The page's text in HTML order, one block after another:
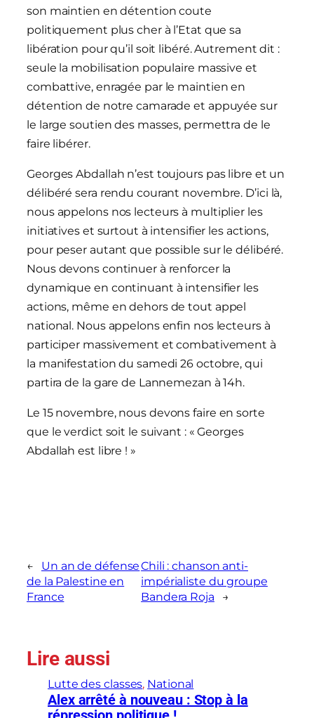
son maintien en détention coute
politiquement plus cher à l’Etat que sa
libération pour qu’il soit libéré. Autrement dit :
seule la mobilisation populaire massive et
combattive, enragée par le maintien en
détention de notre camarade et appuyée sur
le large soutien des masses, permettra de le
faire libérer.
Georges Abdallah n’est toujours pas libre et un
délibéré sera rendu courant novembre. D’ici là,
nous appelons nos lecteurs à multiplier les
initiatives et surtout à intensifier les actions,
pour peser autant que possible sur le délibéré.
Nous devons continuer à renforcer la
dynamique en continuant à intensifier les
actions, même en dehors de tout appel
national. Nous appelons enfin nos lecteurs à
participer massivement et combativement à
la manifestation du samedi 26 octobre, qui
partira de la gare de Lannemezan à 14h.
Le 15 novembre, nous devons faire en sorte
que le verdict soit le suivant : « Georges
Abdallah est libre ! »
←
Un an de défense
de la Palestine en
France
Chili : chanson anti-
impérialiste du groupe
Bandera Roja
→
Lire aussi
Lutte des classes, National
Alex arrêté à nouveau : Stop à la